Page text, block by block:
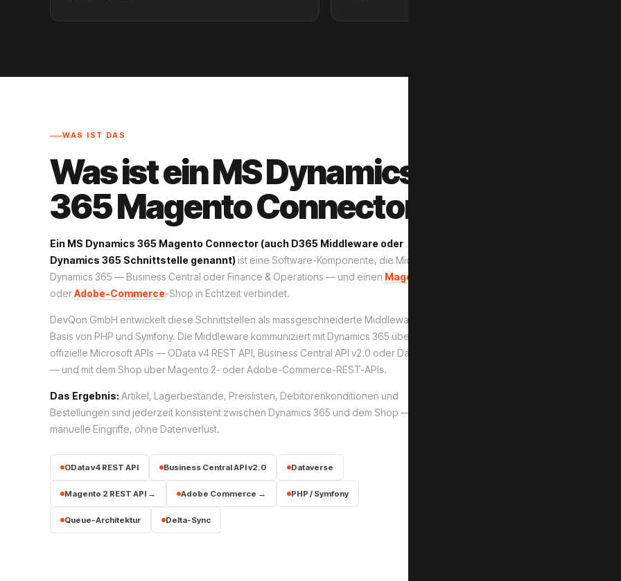
WAS IST DAS
Was ist ein MS Dynamics
365 Magento Connector?
Ein MS Dynamics 365 Magento Connector (auch D365 Middleware oder
Dynamics 365 Schnittstelle genannt) ist eine Software-Komponente, die Microsoft
Dynamics 365 — Business Central oder Finance & Operations — und einen Magento 2
oderAdobe-Commerce-Shop in Echtzeit verbindet.
DevQon GmbH entwickelt diese Schnittstellen als massgeschneiderte Middleware auf
Basis von PHP und Symfony. Die Middleware kommuniziert mit Dynamics 365 über
offizielle Microsoft APIs — OData v4 REST API, Business Central API v2.0 oder Dataverse
— und mit dem Shop über Magento 2- oder Adobe-Commerce-REST-APIs.
Das Ergebnis: Artikel, Lagerbestände, Preislisten, Debitorenkonditionen und
Bestellungen sind jederzeit konsistent zwischen Dynamics 365 und dem Shop — ohne
manuelle Eingriffe, ohne Datenverlust.
OData v4 REST API Business Central API v2.0 Dataverse
Magento 2 REST API → Adobe Commerce → PHP / Symfony
Queue-Architektur Delta-Sync